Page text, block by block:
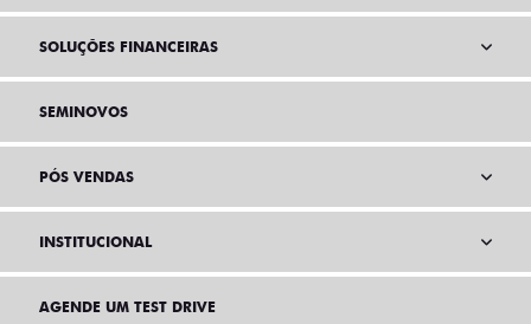
SOLUÇÕES FINANCEIRAS
SEMINOVOS
PÓS VENDAS
INSTITUCIONAL
AGENDE UM TEST DRIVE